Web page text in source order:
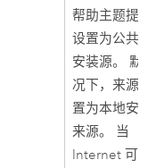
帮助主题提供
设置为公共或
安装源。 默
况下，来源将
置为本地安装
来源。 当
Internet 可用